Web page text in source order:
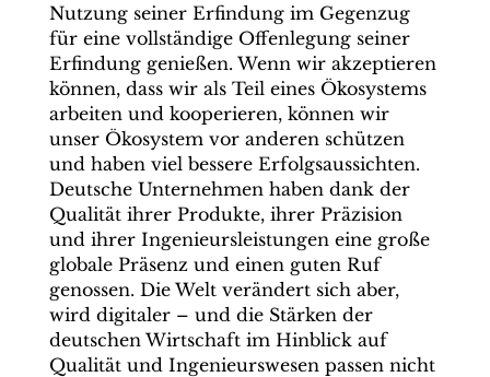
Nutzung seiner Erfindung im Gegenzug
für eine vollständige Offenlegung seiner
Erfindung genießen. Wenn wir akzeptieren
können, dass wir als Teil eines Ökosystems
arbeiten und kooperieren, können wir
unser Ökosystem vor anderen schützen
und haben viel bessere Erfolgsaussichten.
Deutsche Unternehmen haben dank der
Qualität ihrer Produkte, ihrer Präzision
und ihrer Ingenieursleistungen eine große
globale Präsenz und einen guten Ruf
genossen. Die Welt verändert sich aber,
wird digitaler – und die Stärken der
deutschen Wirtschaft im Hinblick auf
Qualität und Ingenieurswesen passen nicht